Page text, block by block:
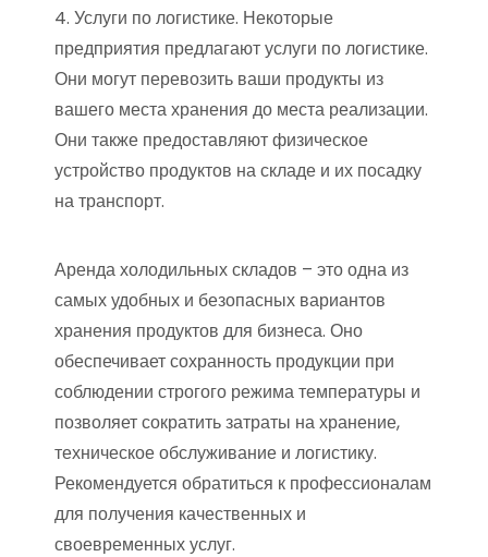
4. Услуги по логистике. Некоторые
предприятия предлагают услуги по логистике.
Они могут перевозить ваши продукты из
вашего места хранения до места реализации.
Они также предоставляют физическое
устройство продуктов на складе и их посадку
на транспорт.
Аренда холодильных складов – это одна из
самых удобных и безопасных вариантов
хранения продуктов для бизнеса. Оно
обеспечивает сохранность продукции при
соблюдении строгого режима температуры и
позволяет сократить затраты на хранение,
техническое обслуживание и логистику.
Рекомендуется обратиться к профессионалам
для получения качественных и
своевременных услуг.